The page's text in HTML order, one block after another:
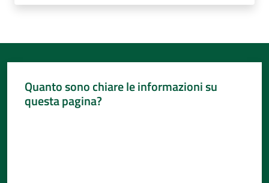
cittadini
Quanto sono chiare le informazioni su
questa pagina?